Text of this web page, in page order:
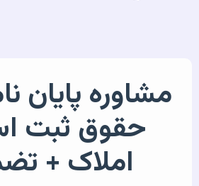
مشاوره پایان
حقوق ثبت
املاک +